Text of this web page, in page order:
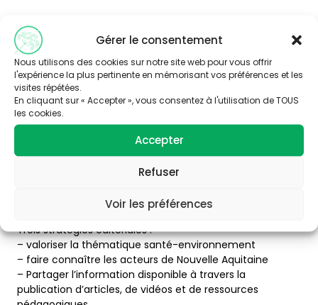
Gérer le consentement
Nous utilisons des cookies sur notre site web pour vous offrir
l'expérience la plus pertinente en mémorisant vos préférences et les
visites répétées.
En cliquant sur « Accepter », vous consentez à l'utilisation de TOUS
les cookies.
Accepter
Refuser
Voir les préférences
Abonnez-vous à
notre newsletter
Trois stratégies éditoriales :
– valoriser la thématique santé-environnement
– faire connaître les acteurs de Nouvelle Aquitaine
– Partager l’information disponible à travers la
publication d’articles, de vidéos et de ressources